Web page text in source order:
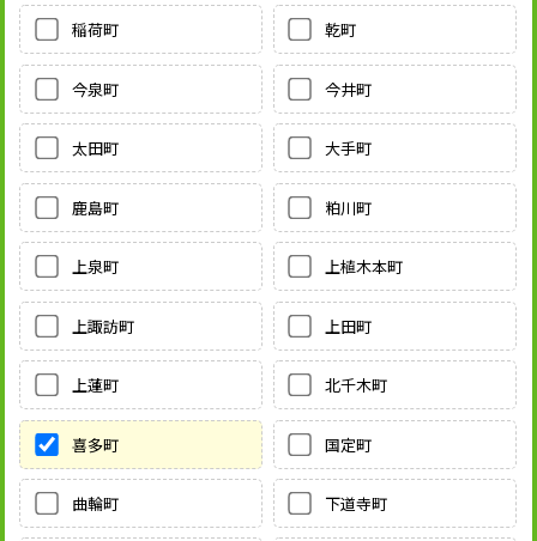
稲荷町 乾町
今泉町 今井町
太田町 大手町
鹿島町 粕川町
上泉町 上植木本町
上諏訪町 上田町
上蓮町 北千木町
喜多町 国定町
曲輪町 下道寺町